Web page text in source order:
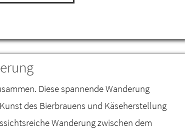
Diese spannende Wanderung
des Bierbrauens und Käseherstellung
Wanderung zwischen dem